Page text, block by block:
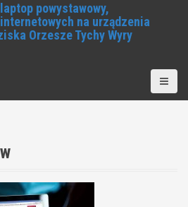
powystawowy,
na urządzenia
Orzesze Tychy Wyry